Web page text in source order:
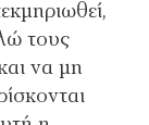
τους
να μη